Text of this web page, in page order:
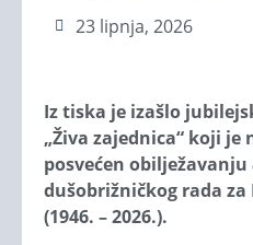
23 lipnja, 2026
Iz tiska je izašlo
„Živa zajednica“ koji je
posvećen obilježavanju
dušobrižničkog rada
(1946. – 2026.).